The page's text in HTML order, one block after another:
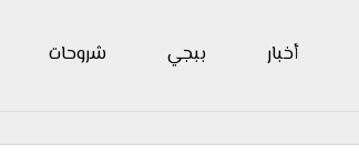
أخبار ببجي شروحات